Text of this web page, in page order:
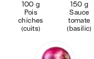
100 g
Pois
chiches
(cuits)
150 g
Sauce
tomate
(basilic)